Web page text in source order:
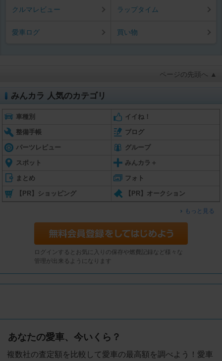
クルマレビュー ラップタイム
愛車ログ 買い物
ページの先頭へ ▲
みんカラ 人気のカテゴリ
車種別 イイね！
整備手帳 ブログ
パーツレビュー グループ
スポット みんカラ＋
まとめ フォト
【PR】ショッピング 【PR】オークション
もっと見る
ログインするとお気に入りの保存や燃費記録など様々な
管理が出来るようになります
あなたの愛車、今いくら？
複数社の査定額を比較して愛車の最高額を調べよう！愛車